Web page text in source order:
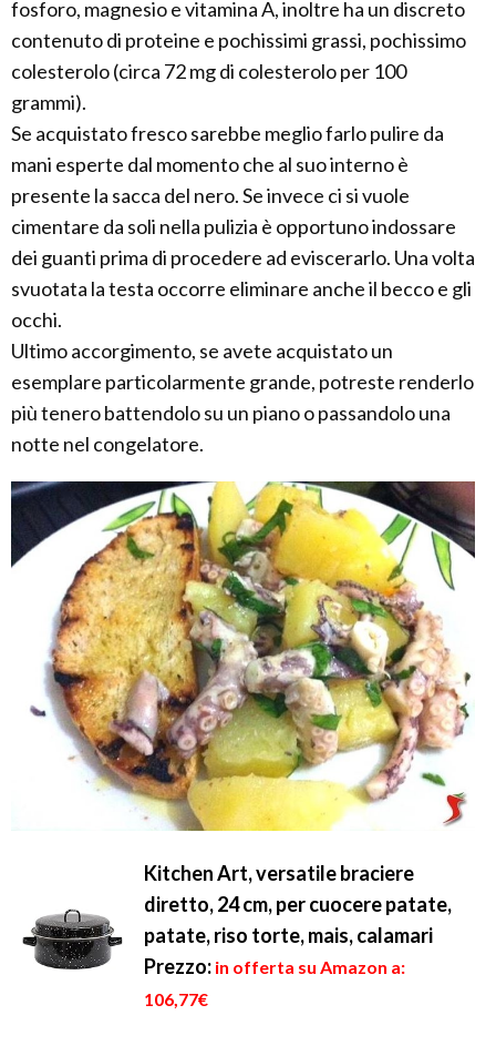
fosforo, magnesio e vitamina A, inoltre ha un discreto
contenuto di proteine e pochissimi grassi, pochissimo
colesterolo (circa 72 mg di colesterolo per 100
grammi).
Se acquistato fresco sarebbe meglio farlo pulire da
mani esperte dal momento che al suo interno è
presente la sacca del nero. Se invece ci si vuole
cimentare da soli nella pulizia è opportuno indossare
dei guanti prima di procedere ad eviscerarlo. Una volta
svuotata la testa occorre eliminare anche il becco e gli
occhi.
Ultimo accorgimento, se avete acquistato un
esemplare particolarmente grande, potreste renderlo
più tenero battendolo su un piano o passandolo una
notte nel congelatore.
Kitchen Art, versatile braciere
diretto, 24 cm, per cuocere patate,
patate, riso torte, mais, calamari
Prezzo: in offerta su Amazon a:
106,77€